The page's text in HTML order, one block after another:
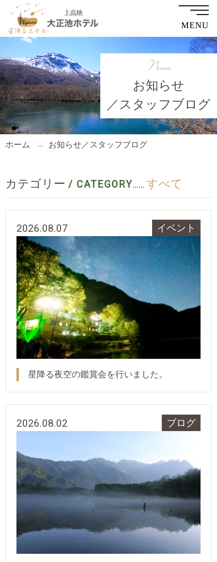
MENU
お知らせ
／スタッフブログ
News
ホーム お知らせ／スタッフブログ
カテゴリー / CATEGORY...... すべて
2026.08.07 イベント
星降る夜空の鑑賞会を行いました。
2026.08.02 ブログ